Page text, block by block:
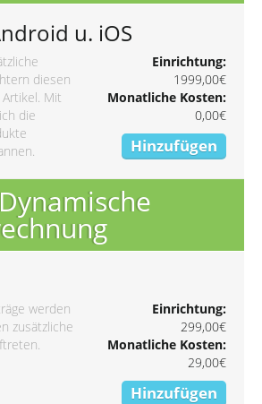
u. iOS
diesen
Mit
die
Einrichtung:
1999,00€
Monatliche Kosten:
0,00€
Hinzufügen
werden
zusätzliche
Einrichtung:
299,00€
Monatliche Kosten:
29,00€
Hinzufügen